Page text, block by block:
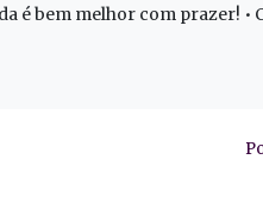
é bem melhor com prazer!